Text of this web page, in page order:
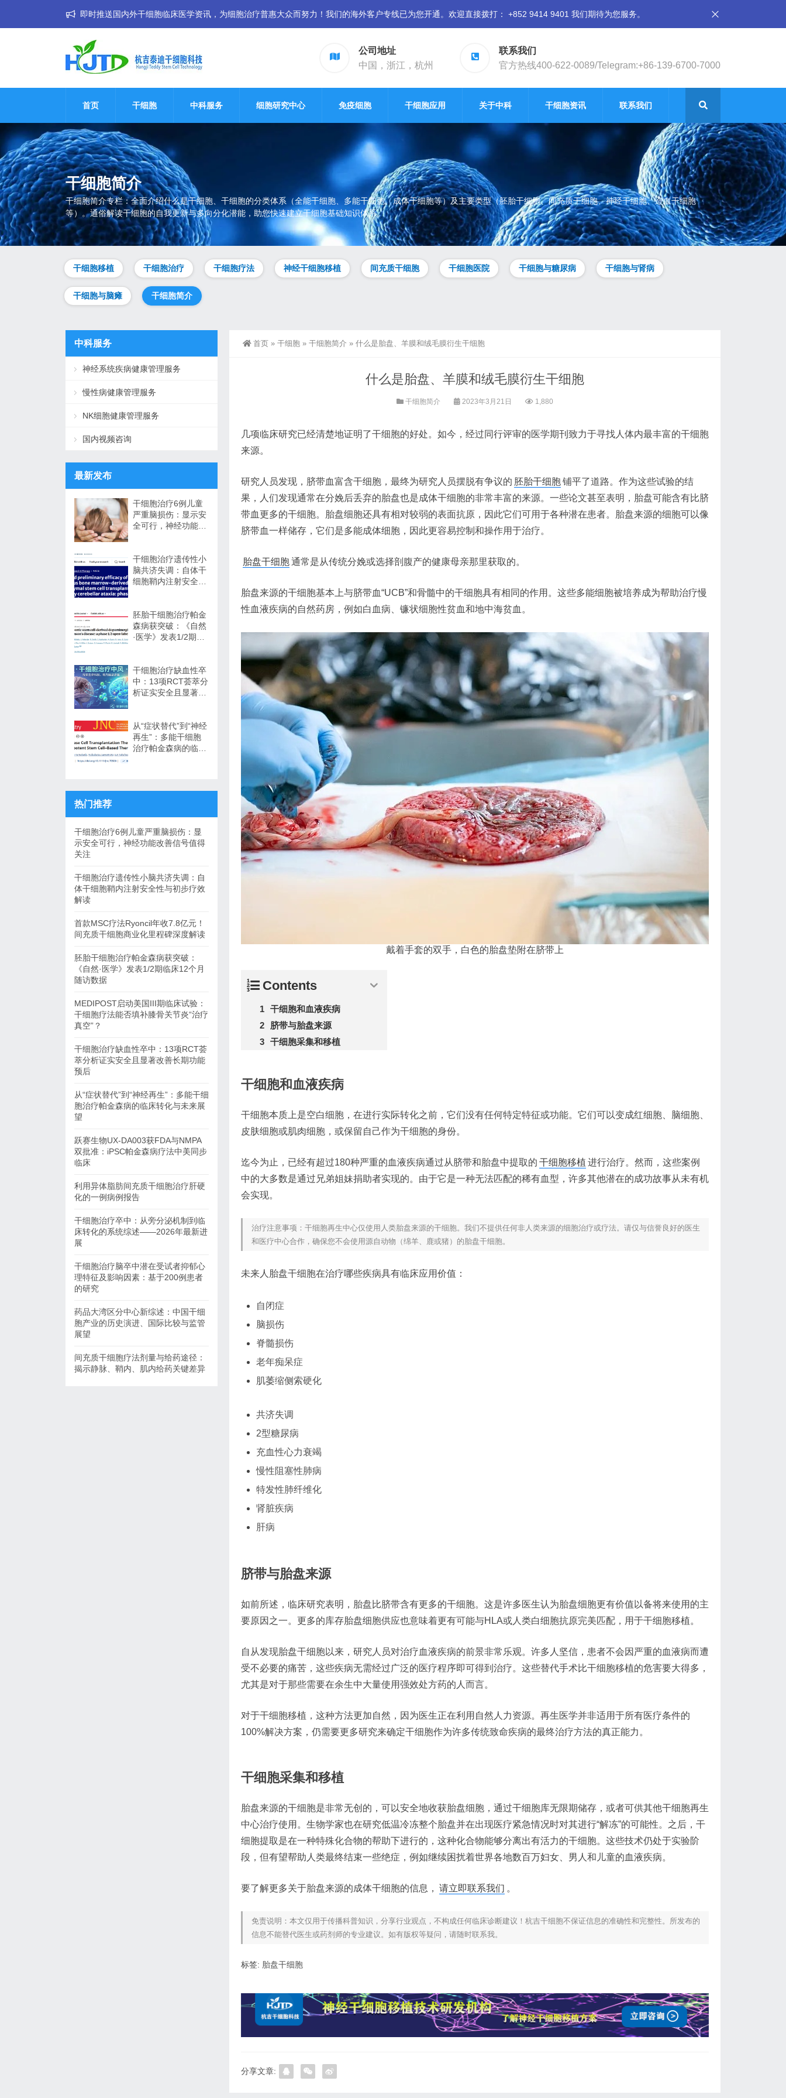
即时推送国内外干细胞临床医学资讯，为细胞治疗普惠大众而努力！我们的海外客户专线已为您开通。欢迎直接拨打： +852 9414 9401 我们期待为您服务。
公司地址
中国，浙江，杭州
联系我们
官方热线400-622-0089/Telegram:+86-139-6700-7000
首页 干细胞 中科服务 细胞研究中心 免疫细胞 干细胞应用 关于中科 干细胞资讯 联系我们
干细胞简介
干细胞简介专栏：全面介绍什么是干细胞、干细胞的分类体系（全能干细胞、多能干细胞、成体干细胞等）及主要类型（胚胎干细胞、间充质干细胞、神经干细胞、造血干细胞
等）。通俗解读干细胞的自我更新与多向分化潜能，助您快速建立干细胞基础知识体系。
干细胞移植 干细胞治疗 干细胞疗法 神经干细胞移植 间充质干细胞 干细胞医院 干细胞与糖尿病 干细胞与肾病
干细胞与脑瘫 干细胞简介
首页 » 干细胞 » 干细胞简介 » 什么是胎盘、羊膜和绒毛膜衍生干细胞
什么是胎盘、羊膜和绒毛膜衍生干细胞
干细胞简介 2023年3月21日 1,880
几项临床研究已经清楚地证明了干细胞的好处。如今，经过同行评审的医学期刊致力于寻找人体内最丰富的干细胞
来源。
研究人员发现，脐带血富含干细胞，最终为研究人员摆脱有争议的 胚胎干细胞铺平了道路。作为这些试验的结
果，人们发现通常在分娩后丢弃的胎盘也是成体干细胞的非常丰富的来源。一些论文甚至表明，胎盘可能含有比脐
带血更多的干细胞。胎盘细胞还具有相对较弱的表面抗原，因此它们可用于各种潜在患者。胎盘来源的细胞可以像
脐带血一样储存，它们是多能成体细胞，因此更容易控制和操作用于治疗。
胎盘干细胞通常是从传统分娩或选择剖腹产的健康母亲那里获取的。
胎盘来源的干细胞基本上与脐带血“UCB”和骨髓中的干细胞具有相同的作用。这些多能细胞被培养成为帮助治疗慢
性血液疾病的自然药房，例如白血病、镰状细胞性贫血和地中海贫血。
戴着手套的双手，白色的胎盘垫附在脐带上
Contents
干细胞和血液疾病
脐带与胎盘来源
干细胞采集和移植
干细胞和血液疾病
干细胞本质上是空白细胞，在进行实际转化之前，它们没有任何特定特征或功能。它们可以变成红细胞、脑细胞、
皮肤细胞或肌肉细胞，或保留自己作为干细胞的身份。
迄今为止，已经有超过180种严重的血液疾病通过从脐带和胎盘中提取的 干细胞移植 进行治疗。然而，这些案例
中的大多数是通过兄弟姐妹捐助者实现的。由于它是一种无法匹配的稀有血型，许多其他潜在的成功故事从未有机
会实现。
治疗注意事项：干细胞再生中心仅使用人类胎盘来源的干细胞。我们不提供任何非人类来源的细胞治疗或疗法。请仅与信誉良好的医生
和医疗中心合作，确保您不会使用源自动物（绵羊、鹿或猪）的胎盘干细胞。
未来人胎盘干细胞在治疗哪些疾病具有临床应用价值：
自闭症
脑损伤
脊髓损伤
老年痴呆症
肌萎缩侧索硬化
共济失调
2型糖尿病
充血性心力衰竭
慢性阻塞性肺病
特发性肺纤维化
肾脏疾病
肝病
脐带与胎盘来源
如前所述，临床研究表明，胎盘比脐带含有更多的干细胞。这是许多医生认为胎盘细胞更有价值以备将来使用的主
要原因之一。更多的库存胎盘细胞供应也意味着更有可能与HLA或人类白细胞抗原完美匹配，用于干细胞移植。
自从发现胎盘干细胞以来，研究人员对治疗血液疾病的前景非常乐观。许多人坚信，患者不会因严重的血液病而遭
受不必要的痛苦，这些疾病无需经过广泛的医疗程序即可得到治疗。这些替代手术比干细胞移植的危害要大得多，
尤其是对于那些需要在余生中大量使用强效处方药的人而言。
对于干细胞移植，这种方法更加自然，因为医生正在利用自然人力资源。再生医学并非适用于所有医疗条件的
100%解决方案，仍需要更多研究来确定干细胞作为许多传统致命疾病的最终治疗方法的真正能力。
干细胞采集和移植
胎盘来源的干细胞是非常无创的，可以安全地收获胎盘细胞，通过干细胞库无限期储存，或者可供其他干细胞再生
中心治疗使用。生物学家也在研究低温冷冻整个胎盘并在出现医疗紧急情况时对其进行“解冻”的可能性。之后，干
细胞提取是在一种特殊化合物的帮助下进行的，这种化合物能够分离出有活力的干细胞。这些技术仍处于实验阶
段，但有望帮助人类最终结束一些绝症，例如继续困扰着世界各地数百万妇女、男人和儿童的血液疾病。
要了解更多关于胎盘来源的成体干细胞的信息， 请立即联系我们 。
免责说明：本文仅用于传播科普知识，分享行业观点，不构成任何临床诊断建议！杭吉干细胞不保证信息的准确性和完整性。所发布的
信息不能替代医生或药剂师的专业建议。如有版权等疑问，请随时联系我。
标签: 胎盘干细胞
分享文章:
中科服务
神经系统疾病健康管理服务
慢性病健康管理服务
NK细胞健康管理服务
国内视频咨询
最新发布
干细胞治疗6例儿童
严重脑损伤：显示安
全可行，神经功能改
干细胞治疗遗传性小
脑共济失调：自体干
细胞鞘内注射安全性
胚胎干细胞治疗帕金
森病获突破：《自然
·医学》发表1/2期临
干细胞治疗缺血性卒
中：13项RCT荟萃分
析证实安全且显著改
从“症状替代”到“神经
再生”：多能干细胞
治疗帕金森病的临床
热门推荐
干细胞治疗6例儿童严重脑损伤：显
示安全可行，神经功能改善信号值得
关注
干细胞治疗遗传性小脑共济失调：自
体干细胞鞘内注射安全性与初步疗效
解读
首款MSC疗法Ryoncil年收7.8亿元！
间充质干细胞商业化里程碑深度解读
胚胎干细胞治疗帕金森病获突破：
《自然·医学》发表1/2期临床12个月
随访数据
MEDIPOST启动美国III期临床试验：
干细胞疗法能否填补膝骨关节炎“治疗
真空”？
干细胞治疗缺血性卒中：13项RCT荟
萃分析证实安全且显著改善长期功能
预后
从“症状替代”到“神经再生”：多能干细
胞治疗帕金森病的临床转化与未来展
望
跃赛生物UX-DA003获FDA与NMPA
双批准：iPSC帕金森病疗法中美同步
临床
利用异体脂肪间充质干细胞治疗肝硬
化的一例病例报告
干细胞治疗卒中：从旁分泌机制到临
床转化的系统综述——2026年最新进
展
干细胞治疗脑卒中潜在受试者抑郁心
理特征及影响因素：基于200例患者
的研究
药品大湾区分中心新综述：中国干细
胞产业的历史演进、国际比较与监管
展望
间充质干细胞疗法剂量与给药途径：
揭示静脉、鞘内、肌内给药关键差异